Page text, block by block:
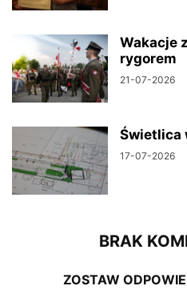
Wakacje
rygorem
21-07-2026
Świetlica
17-07-2026
BRAK
ZOSTAW